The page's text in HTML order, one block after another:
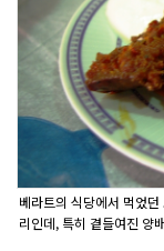
베라트의 식당에서 먹었
리인데, 특히 곁들여진 양